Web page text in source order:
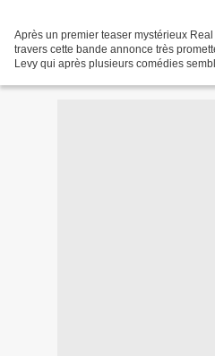
Après un premier teaser mystérieux
travers cette bande annonce très
Levy qui après plusieurs comédies